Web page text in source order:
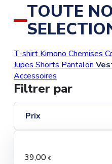
TOUTE
T-shirt Kimono Chemises
Jupes Shorts Pantalon
Accessoires
Filtrer par
Prix
39,00 €